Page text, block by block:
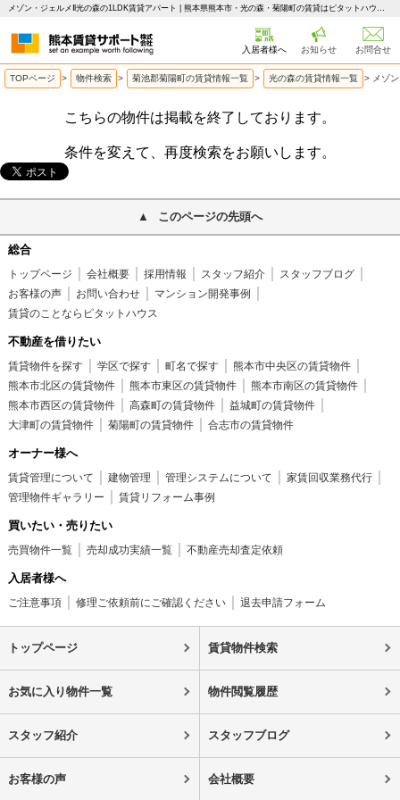
メゾン・ジェルメⅡ光の森の1LDK賃貸アパート | 熊本県熊本市・光の森・菊陽町の賃貸はピタットハウス 熊本賃貸サポート
入居者様へ お知らせ お問合せ
TOPページ > 物件検索 > 菊池郡菊陽町の賃貸情報一覧 > 光の森の賃貸情報一覧 > メゾ
こちらの物件は掲載を終了しております。
条件を変えて、再度検索をお願いします。
このページの先頭へ
総合
トップページ 会社概要 採用情報 スタッフ紹介
スタッフブログ
お客様の声
お問い合わせ
マンション開発事例
賃貸のことならピタットハウス
不動産を借りたい
賃貸物件を探す 学区で探す 町名で探す
熊本市中央区の賃貸物件
熊本市北区の賃貸物件
熊本市東区の賃貸物件
熊本市南区の賃貸物件
熊本市西区の賃貸物件
高森町の賃貸物件
益城町の賃貸物件
大津町の賃貸物件
菊陽町の賃貸物件 合志市の賃貸物件
オーナー様へ
賃貸管理について 建物管理 管理システムについて
家賃回収業務代行
管理物件ギャラリー
賃貸リフォーム事例
買いたい・売りたい
売買物件一覧 売却成功実績一覧 不動産売却査定依頼
入居者様へ
ご注意事項 修理ご依頼前にご確認ください 退去申請フォーム
トップページ 賃貸物件検索
お気に入り物件一覧 物件閲覧履歴
スタッフ紹介 スタッフブログ
お客様の声 会社概要